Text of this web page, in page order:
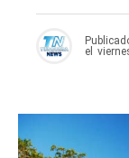
el